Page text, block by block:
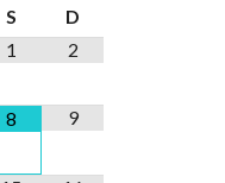
S
D
1
2
8 9